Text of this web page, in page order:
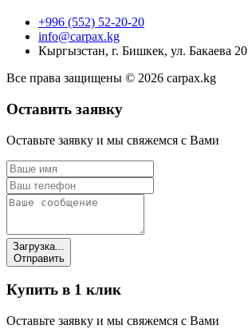
+996 (552) 52-20-20
info@carpax.kg
Кыргызстан, г. Бишкек, ул. Бакаева 20
Все права защищены © 2026 carpax.kg
Оставить заявку
Оставьте заявку и мы свяжемся с Вами
Загрузка...
Отправить
Купить в 1 клик
Оставьте заявку и мы свяжемся с Вами